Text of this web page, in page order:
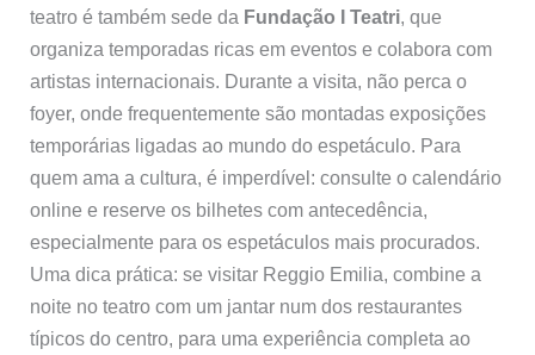
teatro é também sede da Fundação I Teatri, que
organiza temporadas ricas em eventos e colabora com
artistas internacionais. Durante a visita, não perca o
foyer, onde frequentemente são montadas exposições
temporárias ligadas ao mundo do espetáculo. Para
quem ama a cultura, é imperdível: consulte o calendário
online e reserve os bilhetes com antecedência,
especialmente para os espetáculos mais procurados.
Uma dica prática: se visitar Reggio Emilia, combine a
noite no teatro com um jantar num dos restaurantes
típicos do centro, para uma experiência completa ao